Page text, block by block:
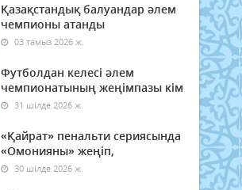
Қазақстандық балуандар әлем
чемпионы атанды
03 тамыз 2026 ж.
Футболдан келесі әлем
чемпионатының жеңімпазы кім
31 шілде 2026 ж.
«Қайрат» пенальти сериясында
«Омонияны» жеңіп,
30 шілде 2026 ж.